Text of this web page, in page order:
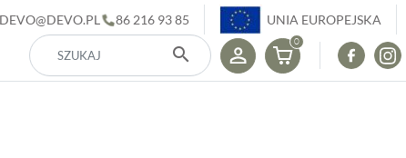
DEVO@DEVO.PL 86 216 93 85 UNIA EUROPEJSKA
search
0